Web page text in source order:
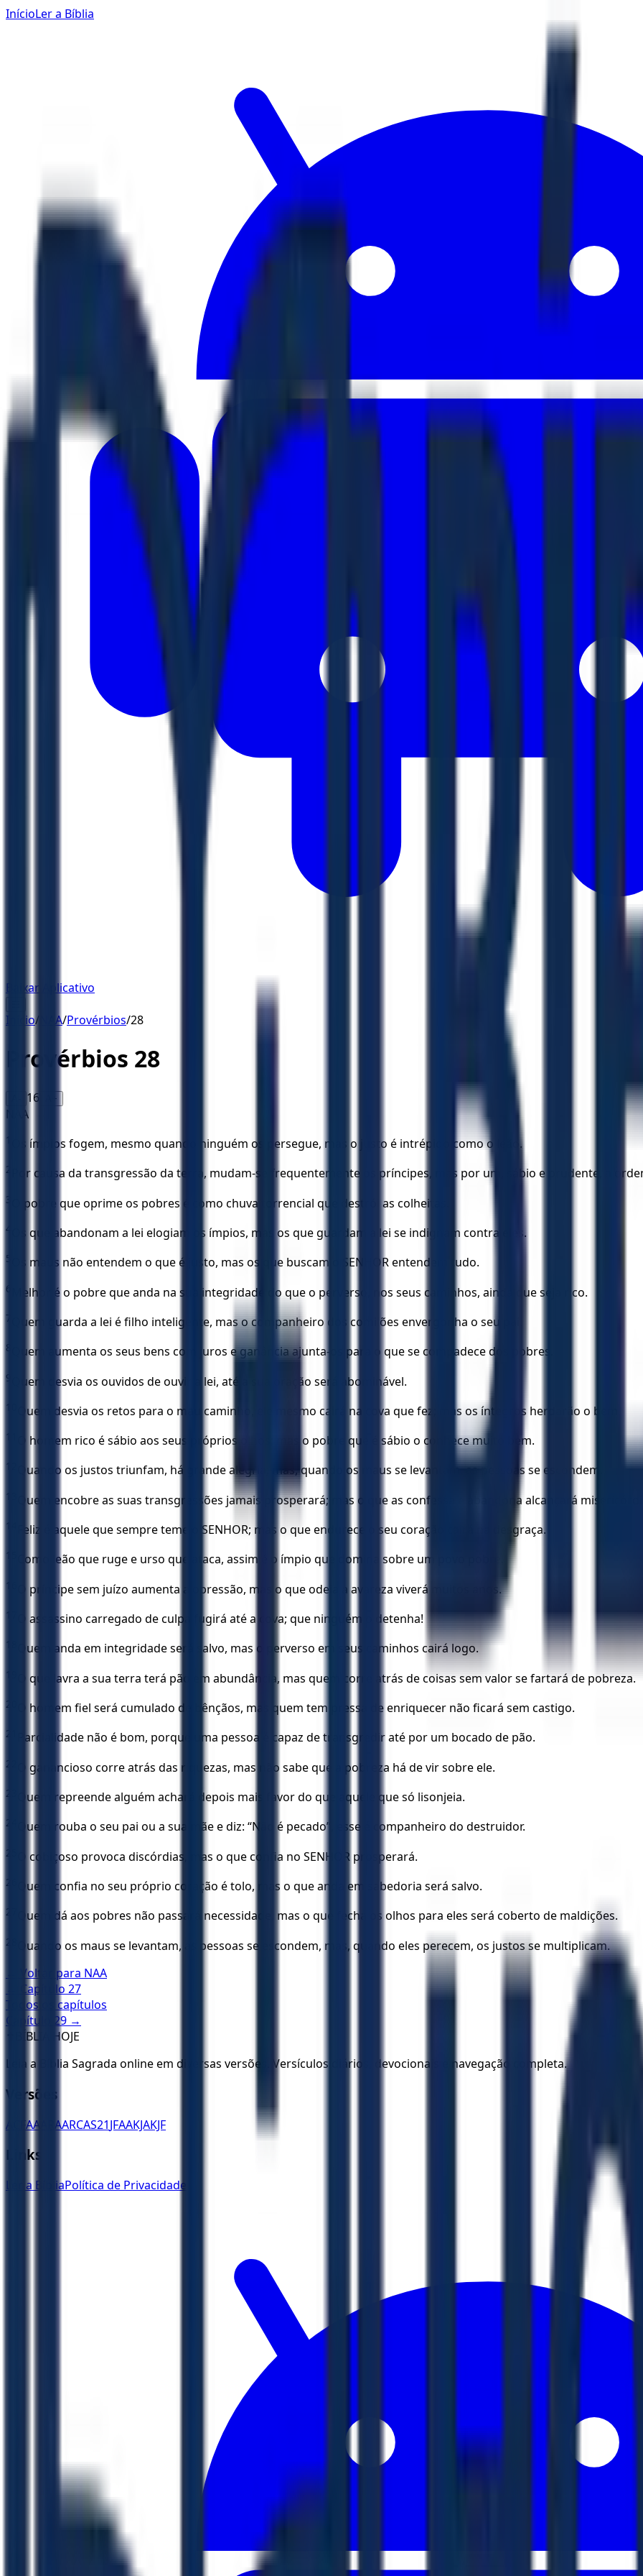
InícioLer a Bíblia
Baixar Aplicativo
Início/ NAA/Provérbios/28
Provérbios 28
16 A+
NAA
1 Os ímpios fogem, mesmo quando ninguém os persegue, mas o justo é intrépido como o leão.
2 Por causa da transgressão da terra, mudam-se frequentemente os príncipes, mas por um, sábio e prudente, a
3 O pobre que oprime os pobres é como chuva torrencial que destrói as colheitas.
4 Os que abandonam a lei elogiam os ímpios, mas os que guardam a lei se indignam contra eles.
5 Os maus não entendem o que é justo, mas os que buscam o SENHOR entendem tudo.
6 Melhor é o pobre que anda na sua integridade do que o perverso, nos seus caminhos, ainda que seja rico.
7 Quem guarda a lei é filho inteligente, mas o companheiro dos comilões envergonha o seu pai.
8 Quem aumenta os seus bens com juros e ganância ajunta-os para o que se compadece dos pobres.
9 Quem desvia os ouvidos de ouvir a lei, até a sua oração será abominável.
10 Quem desvia os retos para o mau caminho, ele mesmo cairá na cova que fez; mas os íntegros herdarão o bem.
11 O homem rico é sábio aos seus próprios olhos; mas o pobre que é sábio o conhece muito bem.
12 Quando os justos triunfam, há grande alegria; mas, quando os maus se levantam, as pessoas se escondem.
13 Quem encobre as suas transgressões jamais prosperará; mas o que as confessa e abandona alcançará
14 Feliz é aquele que sempre teme o SENHOR; mas o que endurece o seu coração cairá na desgraça.
15 Como leão que ruge e urso que ataca, assim é o ímpio que domina sobre um povo pobre.
16 O príncipe sem juízo aumenta a opressão, mas o que odeia a avareza viverá muitos anos.
17 O assassino carregado de culpa fugirá até a cova; que ninguém o detenha!
18 Quem anda em integridade será salvo, mas o perverso em seus caminhos cairá logo.
19 O que lavra a sua terra terá pão em abundância, mas quem corre atrás de coisas sem valor se fartará de pobreza.
20 O homem fiel será cumulado de bênçãos, mas quem tem pressa de enriquecer não ficará sem castigo.
21 Parcialidade não é bom, porque uma pessoa é capaz de transgredir até por um bocado de pão.
22 O ganancioso corre atrás das riquezas, mas não sabe que a pobreza há de vir sobre ele.
23 Quem repreende alguém achará depois mais favor do que aquele que só lisonjeia.
24 Quem rouba o seu pai ou a sua mãe e diz: “Não é pecado”, esse é companheiro do destruidor.
25 O cobiçoso provoca discórdias, mas o que confia no SENHOR prosperará.
26 Quem confia no seu próprio coração é tolo, mas o que anda em sabedoria será salvo.
27 Quem dá aos pobres não passará necessidade, mas o que fecha os olhos para eles será coberto de maldições.
28
Quando os maus se levantam, as pessoas se escondem, mas, quando eles perecem, os justos se multiplicam.
← Voltar para NAA
← Capítulo 27
Todos os capítulos
Capítulo
29 →
BÍBLIA HOJE
Leia a Bíblia Sagrada online em diversas versões. Versículos diários, devocionais e navegação completa.
Versões
ACFAA ARAARCAS21JFAAKJAKJF
Links
Ler a BíbliaPolítica de Privacidade